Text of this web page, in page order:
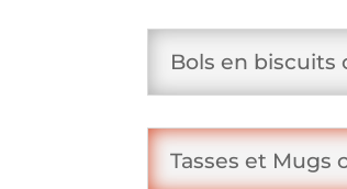
Bols en biscuits
Tasses et Mugs